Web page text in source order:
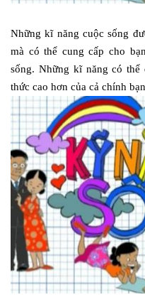
Những kĩ năng cuộc sống
mà có thể cung cấp cho
sống. Những kĩ năng có
thức cao hơn của cả chính